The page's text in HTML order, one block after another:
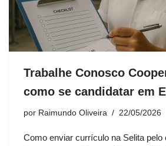
Trabalhe Conosco
como se candidatar em
por Raimundo Oliveira 22/05/2026
Como enviar currículo na Selita pelo